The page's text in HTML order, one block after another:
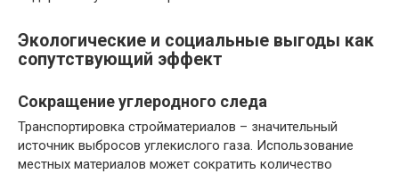
Экологические и социальные выгоды как
сопутствующий эффект
Сокращение углеродного следа
Транспортировка стройматериалов – значительный
источник выбросов углекислого газа. Использование
местных материалов может сократить количество